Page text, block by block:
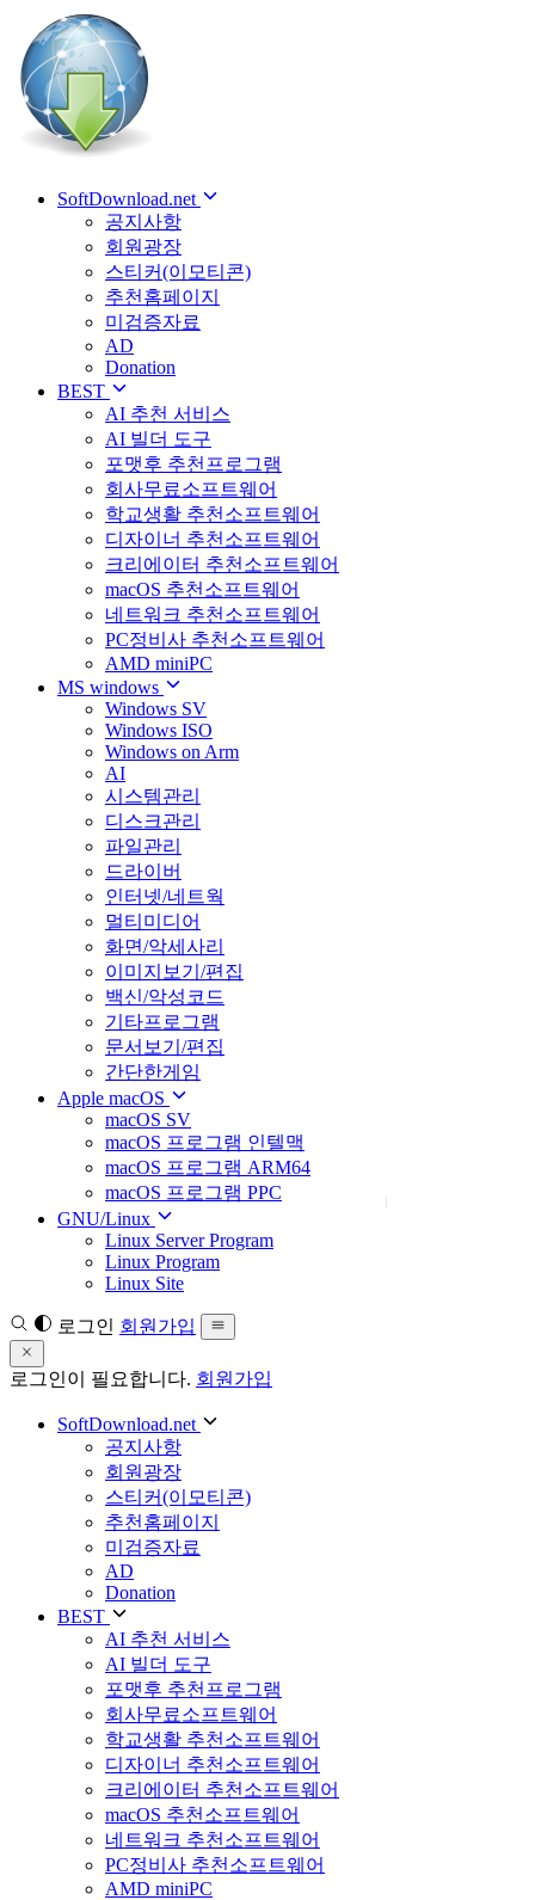
SoftDownload.net
공지사항
회원광장
스티커(이모티콘)
추천홈페이지
미검증자료
AD
Donation
BEST
AI 추천 서비스
AI 빌더 도구
포맷후 추천프로그램
회사무료소프트웨어
학교생활 추천소프트웨어
디자이너 추천소프트웨어
크리에이터 추천소프트웨어
macOS 추천소프트웨어
네트워크 추천소프트웨어
PC정비사 추천소프트웨어
AMD miniPC
MS windows
Windows SV
Windows ISO
Windows on Arm
AI
시스템관리
디스크관리
파일관리
드라이버
인터넷/네트웍
멀티미디어
화면/악세사리
이미지보기/편집
백신/악성코드
기타프로그램
문서보기/편집
간단한게임
Apple macOS
macOS SV
macOS 프로그램 인텔맥
macOS 프로그램 ARM64
macOS 프로그램 PPC
GNU/Linux
Linux Server Program
Linux Program
Linux Site
로그인 회원가입
로그인이 필요합니다. 회원가입
SoftDownload.net
공지사항
회원광장
스티커(이모티콘)
추천홈페이지
미검증자료
AD
Donation
BEST
AI 추천 서비스
AI 빌더 도구
포맷후 추천프로그램
회사무료소프트웨어
학교생활 추천소프트웨어
디자이너 추천소프트웨어
크리에이터 추천소프트웨어
macOS 추천소프트웨어
네트워크 추천소프트웨어
PC정비사 추천소프트웨어
AMD miniPC